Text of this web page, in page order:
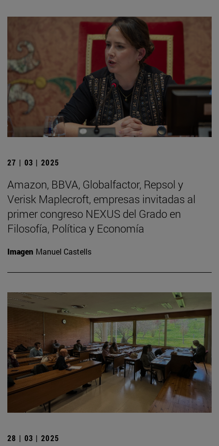
27 | 03 | 2025
Amazon, BBVA, Globalfactor, Repsol y
Verisk Maplecroft, empresas invitadas al
primer congreso NEXUS del Grado en
Filosofía, Política y Economía
Imagen Manuel Castells
28 | 03 | 2025